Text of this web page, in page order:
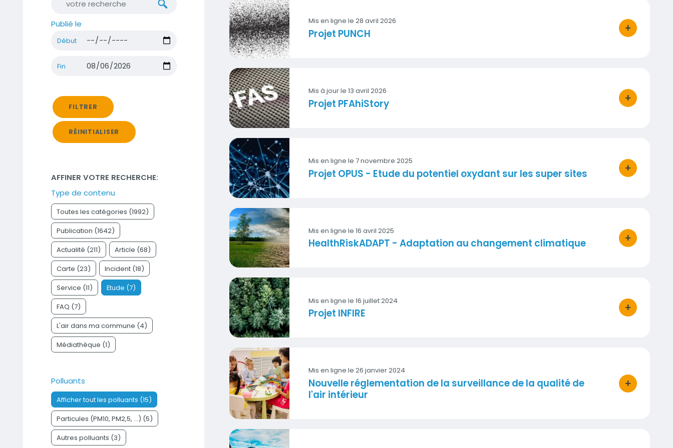
Publié le
Début
Fin
FILTRER
RÉINITIALISER
AFFINER VOTRE RECHERCHE:
Type de contenu
Toutes les catégories (1992)
Publication (1642)
Actualité (211)
Article (68)
Carte (23)
Incident (18)
Service (11)
Etude (7)
FAQ (7)
L'air dans ma commune (4)
Médiathèque (1)
Polluants
Afficher tout les polluants (15)
Particules (PM10, PM2,5, ...) (5)
Autres polluants (3)
Vignette
Mis en ligne le 28 avril 2026
Projet PUNCH +
bouton
Vignette
Mis à jour le 13 avril 2026
Projet PFAhiStory +
bouton
Vignette
Mis en ligne le 7 novembre 2025
Projet OPUS - Etude du potentiel oxydant sur les super sites +
bouton
Vignette
Mis en ligne le 16 avril 2025
HealthRiskADAPT - Adaptation au changement climatique +
bouton
Vignette
Mis en ligne le 16 juillet 2024
Projet INFIRE +
bouton
Vignette
Mis en ligne le 26 janvier 2024
Nouvelle réglementation de la surveillance de la qualité de
l'air intérieur
+
bouton